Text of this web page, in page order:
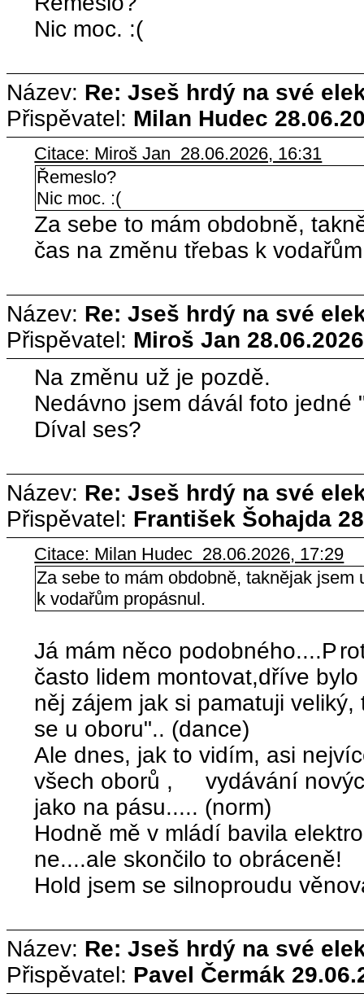
Nic moc. :(
Název: Re: Jseš hrdý na své
Přispěvatel: Milan Hudec
Citace: Miroš Jan 28.06.2026, 16:31
Řemeslo?
Nic moc. :(
Za sebe to mám obdobně,
čas na změnu třebas k
Název: Re: Jseš hrdý na své
Přispěvatel: Miroš Jan
Na změnu už je pozdě.
Nedávno jsem dávál foto jedné
Díval ses?
Název: Re: Jseš hrdý na své
Přispěvatel: František Šohajda
Citace: Milan Hudec 28.06.2026, 17:29
Za sebe to mám obdobně, taknějak
k vodařům propásnul.
Já mám něco podobného....P
často lidem montovat,dříve
něj zájem jak si pamatuji
se u oboru".. (dance)
Ale dnes, jak to vidím, asi
všech oborů , vydávání
jako na pásu..... (norm)
Hodně mě v mládí bavila
ne....ale skončilo to obráceně!
Hold jsem se silnoproudu
Název: Re: Jseš hrdý na své
Přispěvatel: Pavel Čermák